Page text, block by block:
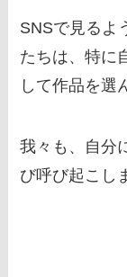
SNSで見るよ
たちは、特に
して作品を選
我々も、自分
び呼び起こし